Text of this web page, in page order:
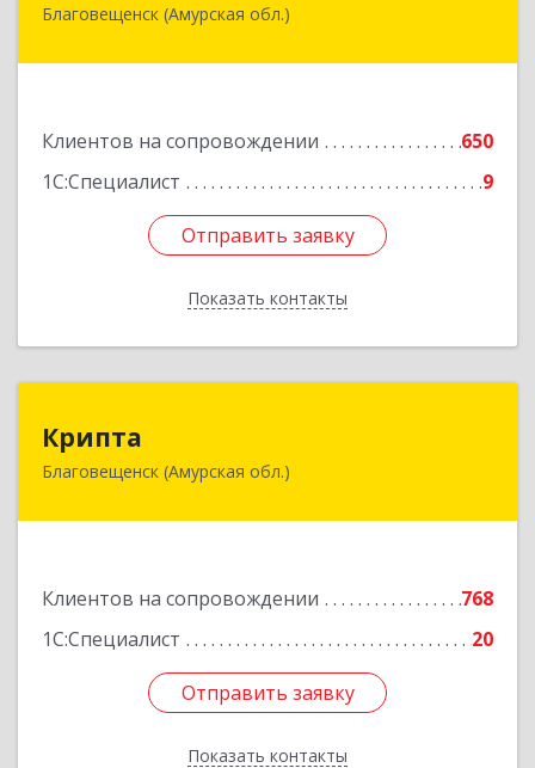
Благовещенск (Амурская обл.)
Клиентов на сопровождении
650
1С:Специалист
9
Отправить заявку
Показать контакты
675000, Амурская обл, Благовещенск г,
Отправить заявку
Назад
Крипта
Благовещенск (Амурская обл.)
Клиентов на сопровождении
768
1С:Специалист
20
Отправить заявку
Показать контакты
675000, Амурская обл, Благовещенск г,
Отправить заявку
Назад